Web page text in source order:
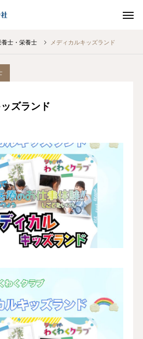
養士・栄養士 メディカルキッズランド
ズランド